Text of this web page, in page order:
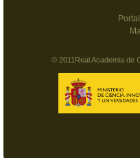
© 2011Real Academia de